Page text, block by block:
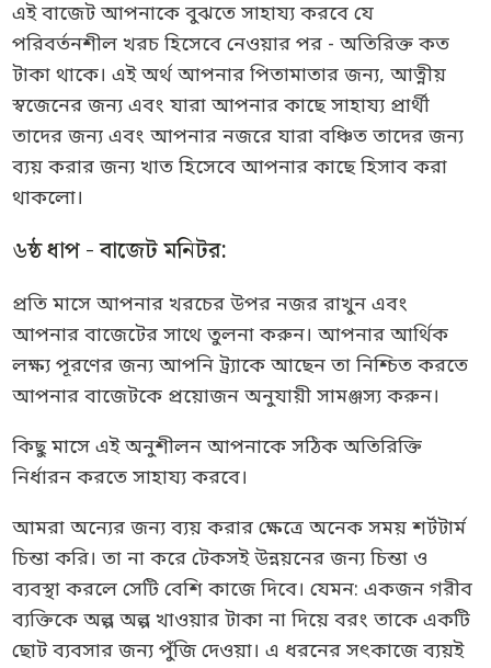
এই বাজেট আপনাকে বুঝতে সাহায্য করবে যে
পরিবর্তনশীল খরচ হিসেবে নেওয়ার পর - অতিরিক্ত কত
টাকা থাকে। এই অর্থ আপনার পিতামাতার জন্য, আত্নীয়
স্বজেনের জন্য এবং যারা আপনার কাছে সাহায্য প্রার্থী
তাদের জন্য এবং আপনার নজরে যারা বঞ্চিত তাদের জন্য
ব্যয় করার জন্য খাত হিসেবে আপনার কাছে হিসাব করা
থাকলো।
৬ষ্ঠ ধাপ - বাজেট মনিটর:
প্রতি মাসে আপনার খরচের উপর নজর রাখুন এবং
আপনার বাজেটের সাথে তুলনা করুন। আপনার আর্থিক
লক্ষ্য পূরণের জন্য আপনি ট্র্যাকে আছেন তা নিশ্চিত করতে
আপনার বাজেটকে প্রয়োজন অনুযায়ী সামঞ্জস্য করুন।
কিছু মাসে এই অনুশীলন আপনাকে সঠিক অতিরিক্তি
নির্ধারন করতে সাহায্য করবে।
আমরা অন্যের জন্য ব্যয় করার ক্ষেত্রে অনেক সময় শর্টটার্ম
চিন্তা করি। তা না করে টেকসই উন্নয়নের জন্য চিন্তা ও
ব্যবস্থা করলে সেটি বেশি কাজে দিবে। যেমন: একজন গরীব
ব্যক্তিকে অল্প অল্প খাওয়ার টাকা না দিয়ে বরং তাকে একটি
ছোট ব্যবসার জন্য পুঁজি দেওয়া। এ ধরনের সৎকাজে ব্যয়ই